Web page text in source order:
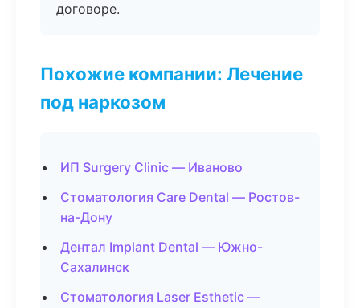
договоре.
Похожие компании: Лечение
под наркозом
ИП Surgery Clinic — Иваново
Стоматология Care Dental — Ростов-
на-Дону
Дентал Implant Dental — Южно-
Сахалинск
Стоматология Laser Esthetic —